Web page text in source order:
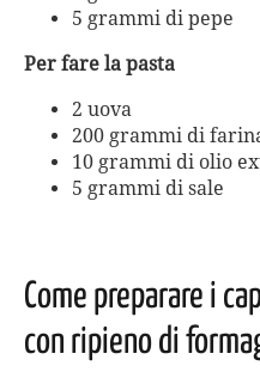
5 grammi di pepe
Per fare la pasta
2 uova
200 grammi di
10 grammi di olio
5 grammi di sale
Come preparare i
con ripieno di